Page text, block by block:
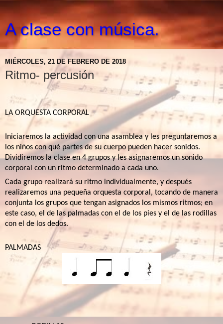
A clase con música.
MIÉRCOLES, 21 DE FEBRERO DE 2018
Ritmo- percusión
LA ORQUESTA CORPORAL
Iniciaremos la actividad con una asamblea y les preguntaremos a
los niños con qué partes de su cuerpo pueden hacer sonidos.
Dividiremos la clase en 4 grupos y les asignaremos un sonido
corporal con un ritmo determinado a cada uno.
Cada grupo realizará su ritmo individualmente, y después
realizaremos una pequeña orquesta corporal, tocando de manera
conjunta los grupos que tengan asignados los mismos ritmos; en
este caso, el de las palmadas con el de los pies y el de las rodillas
con el de los dedos.
PALMADAS